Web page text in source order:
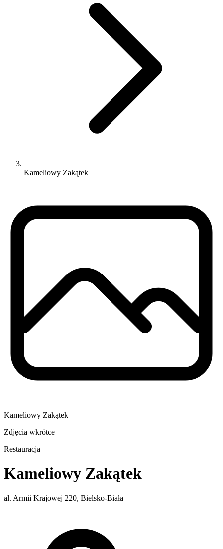
Kameliowy Zakątek
Kameliowy Zakątek
Zdjęcia wkrótce
Restauracja
Kameliowy Zakątek
al. Armii Krajowej 220, Bielsko-Biała